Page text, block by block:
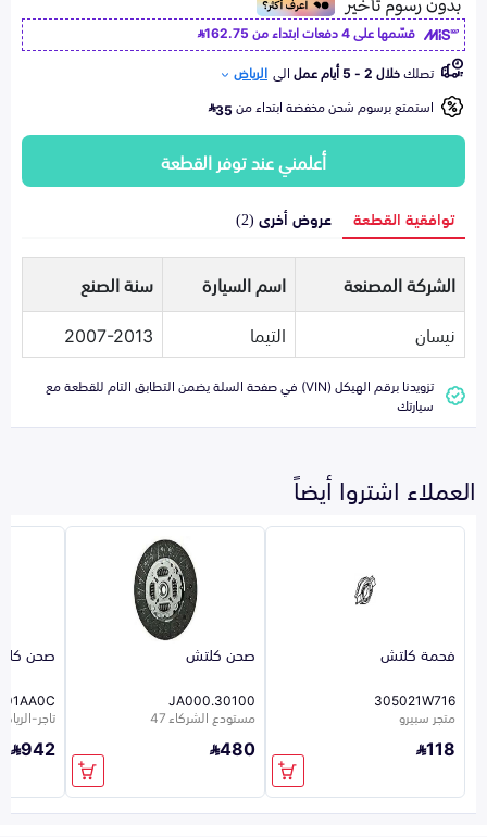
قسّمها على 4 دفعات ابتداء من
162.75
تصلكخلال 2 - 5 أيام عمل الى الرياض
استمتع برسوم شحن مخفضة ابتداء من35
أعلمني عند توفر القطعة
توافقية القطعة عروض أخرى (2)
الشركة المصنعة اسم السيارة
سنة الصنع
نيسان
التيما 2007-2013
تزويدنا برقم الهيكل (VIN) في صفحة السلة يضمن التطابق التام للقطعة مع
سيارتك
العملاء اشتروا أيضاً
فحمة كلتش
305021W716
متجر سبيرو
118
صحن كلتش
30100.JA000
مستودع الشركاء 47
480
صحن
تاجر-الرياض-
942